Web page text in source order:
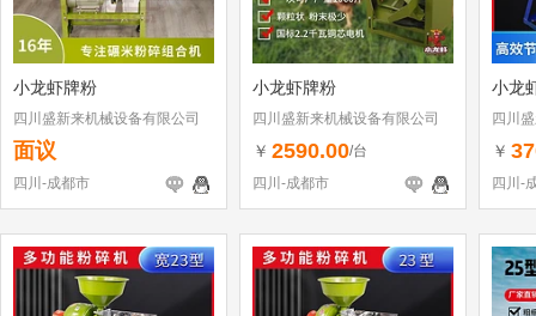
小龙虾牌粉
四川盛新来机械设备有限公司
面议
四川-成都市
小龙虾牌粉
四川盛新来机械设备有限公司
￥ 2590.00/台
四川-成都市
小龙
四川
￥
四川-